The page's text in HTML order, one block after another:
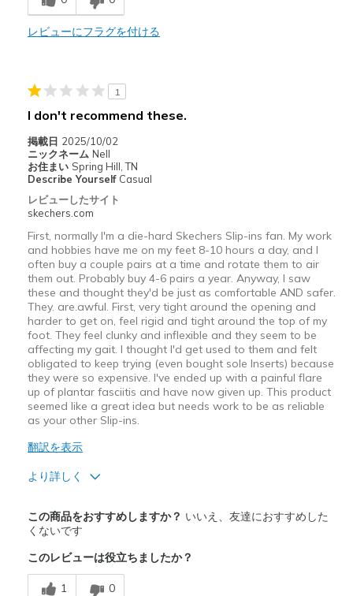
Stylish
View On Shoes
I'm Into Shoes
レビューにフラグを付ける
1
I don't recommend these.
掲載日 2025/10/02
ニックネーム Nell
お住まい Spring Hill, TN
Describe Yourself Casual
レビューしたサイト
skechers.com
First, normally I'm a die-hard Skechers Slip-ins fan. My work
and hobbies have me on my feet 8-10 hours a day, and I
often buy a couple pairs at a time and rotate them to air
them out. Probably buy 4-6 pairs a year. Anyway, I saw
these and thought they'd be just as comfortable AND safer.
They. are.awful. First, very tight around the opening and
harder to get on, feel rigid and tight around the top of my
foot. They feel clunky and inflexible and they seem to be
affecting my gait. I thought I'd get used to them and felt
obligated to keep trying (even bought sole Inserts) because
they were so expensive. I've ended up with a painful flare
up of plantar fasciitis and have now given up. This product
seemed like a great idea but needs work to be as reliable
as your other Slip-ins.
翻訳を表示
より詳しく
Attractive Design
商品が期待と異なったレビュー
Hard to get on.
この商品をおすすめしますか？ いいえ、友達におすすめした
くないです
このレビューは役立ちましたか？
1 0